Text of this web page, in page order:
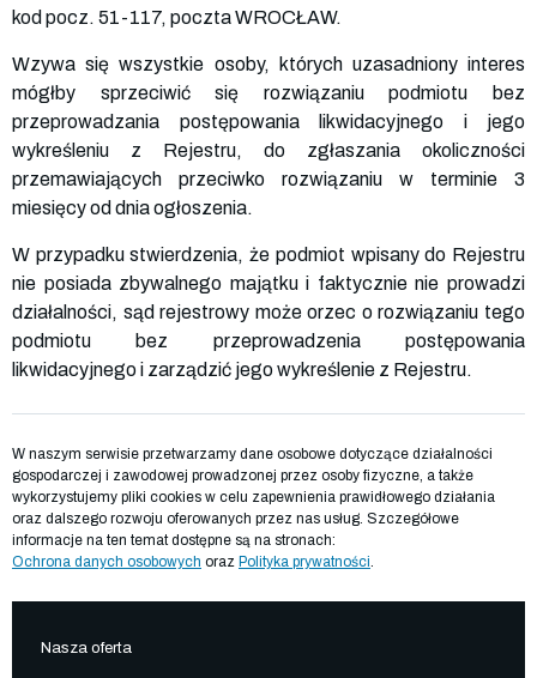
kod pocz. 51-117, poczta WROCŁAW.
Wzywa się wszystkie osoby, których uzasadniony interes
mógłby sprzeciwić się rozwiązaniu podmiotu bez
przeprowadzania postępowania likwidacyjnego i jego
wykreśleniu z Rejestru, do zgłaszania okoliczności
przemawiających przeciwko rozwiązaniu w terminie 3
miesięcy od dnia ogłoszenia.
W przypadku stwierdzenia, że podmiot wpisany do Rejestru
nie posiada zbywalnego majątku i faktycznie nie prowadzi
działalności, sąd rejestrowy może orzec o rozwiązaniu tego
podmiotu bez przeprowadzenia postępowania
likwidacyjnego i zarządzić jego wykreślenie z Rejestru.
W naszym serwisie przetwarzamy dane osobowe dotyczące działalności
gospodarczej i zawodowej prowadzonej przez osoby fizyczne, a także
wykorzystujemy pliki cookies w celu zapewnienia prawidłowego działania
oraz dalszego rozwoju oferowanych przez nas usług. Szczegółowe
informacje na ten temat dostępne są na stronach:
Ochrona danych osobowych oraz Polityka prywatności
Nasza oferta